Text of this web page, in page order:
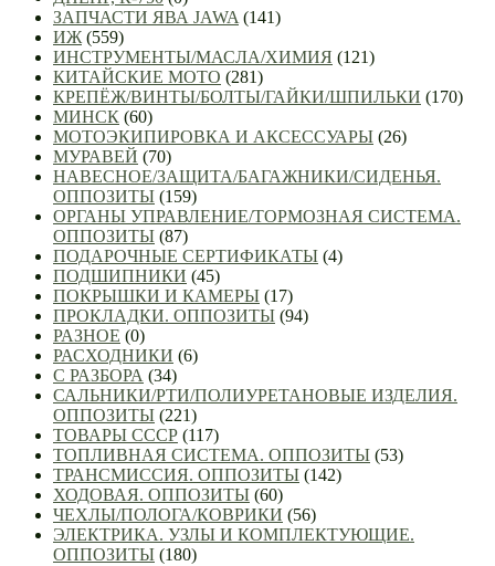
ЗАПЧАСТИ ЯВА JAWA (141)
ИЖ (559)
ИНСТРУМЕНТЫ/МАСЛА/ХИМИЯ (121)
КИТАЙСКИЕ МОТО (281)
КРЕПЁЖ/ВИНТЫ/БОЛТЫ/ГАЙКИ/ШПИЛЬКИ (170)
МИНСК (60)
МОТОЭКИПИРОВКА И АКСЕССУАРЫ (26)
МУРАВЕЙ (70)
НАВЕСНОЕ/ЗАЩИТА/БАГАЖНИКИ/СИДЕНЬЯ.
ОППОЗИТЫ (159)
ОРГАНЫ УПРАВЛЕНИЕ/ТОРМОЗНАЯ СИСТЕМА.
ОППОЗИТЫ (87)
ПОДАРОЧНЫЕ СЕРТИФИКАТЫ (4)
ПОДШИПНИКИ (45)
ПОКРЫШКИ И КАМЕРЫ (17)
ПРОКЛАДКИ. ОППОЗИТЫ (94)
РАЗНОЕ (0)
РАСХОДНИКИ (6)
С РАЗБОРА (34)
САЛЬНИКИ/РТИ/ПОЛИУРЕТАНОВЫЕ ИЗДЕЛИЯ.
ОППОЗИТЫ (221)
ТОВАРЫ СССР (117)
ТОПЛИВНАЯ СИСТЕМА. ОППОЗИТЫ (53)
ТРАНСМИССИЯ. ОППОЗИТЫ (142)
ХОДОВАЯ. ОППОЗИТЫ (60)
ЧЕХЛЫ/ПОЛОГА/КОВРИКИ (56)
ЭЛЕКТРИКА. УЗЛЫ И КОМПЛЕКТУЮЩИЕ.
ОППОЗИТЫ (180)